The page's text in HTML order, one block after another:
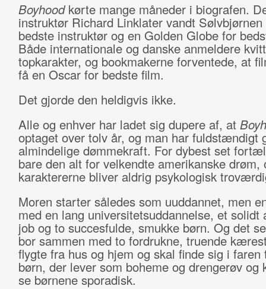
Boyhoodkørte mange måneder i biografen.
instruktør Richard Linklater vandt
bedste instruktør og en Golden Globe for
Både internationale og danske anmeldere
topkarakter, og bookmakerne forventede, at
få en Oscar for bedste film.
Det gjorde den heldigvis ikke.
Alle og enhver har ladet sig dupere af, at
optaget over tolv år, og man har fuldstændigt
almindelige dømmekraft. For dybest set
bare den alt for velkendte amerikanske drøm,
karaktererne bliver aldrig psykologisk
Moren starter således som uuddannet, men
med en lang universitetsuddannelse, et solidt
job og to succesfulde, smukke børn. Og det
bor sammen med to fordrukne, truende
flygte fra hus og hjem og skal finde sig i faren
børn, der lever som boheme og drengerøv og
se børnene sporadisk.